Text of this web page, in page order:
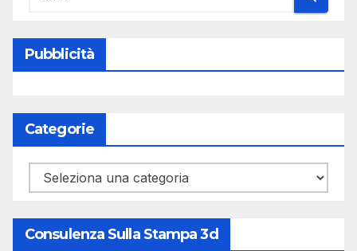
Pubblicità
Categorie
Categorie
Consulenza Sulla Stampa 3d